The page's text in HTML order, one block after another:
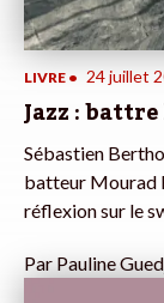
LIVRE • 24 juillet
Jazz :
Sébastien
batteur Mourad
réflexion sur le
Par Pauline